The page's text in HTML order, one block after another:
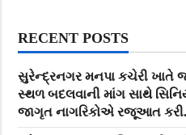
RECENT POSTS
સુરેન્દ્રનગર મનપા કચેરી ખાતે
સ્થળ બદલવાની માંગ સાથે
જાગૃત નાગરિકોએ રજૂઆત કરી.